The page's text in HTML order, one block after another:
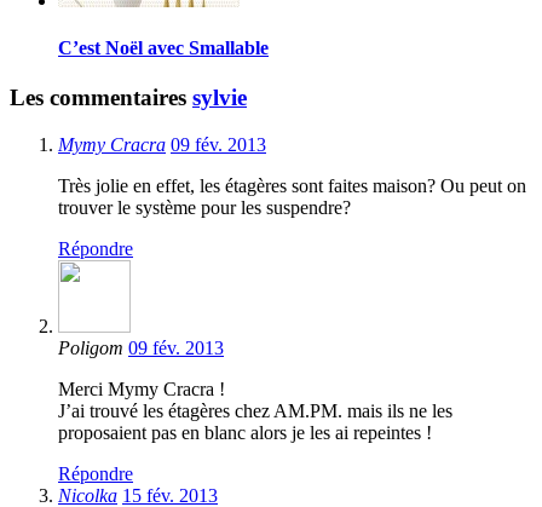
C’est Noël avec Smallable
Les commentaires sylvie
Mymy Cracra 09 fév. 2013
Très jolie en effet, les étagères sont faites maison? Ou peut on
trouver le système pour les suspendre?
Répondre
Poligom 09 fév. 2013
Merci Mymy Cracra !
J’ai trouvé les étagères chez AM.PM. mais ils ne les
proposaient pas en blanc alors je les ai repeintes !
Répondre
Nicolka 15 fév. 2013